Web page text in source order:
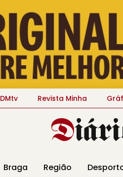
DMtv Revista Minha
Braga Região